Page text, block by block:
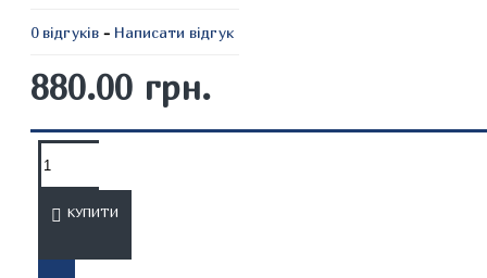
0 відгуків - Написати відгук
880.00 грн.
КУПИТИ
ОПИС